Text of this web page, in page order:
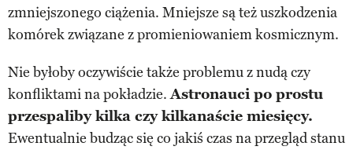
zmniejszonego ciążenia. Mniejsze są też uszkodzenia
komórek związane z promieniowaniem kosmicznym.
Nie byłoby oczywiście także problemu z nudą czy
konfliktami na pokładzie.Astronauci po prostu
przespaliby kilka czy kilkanaście miesięcy.
Ewentualnie budząc się co jakiś czas na przegląd stanu